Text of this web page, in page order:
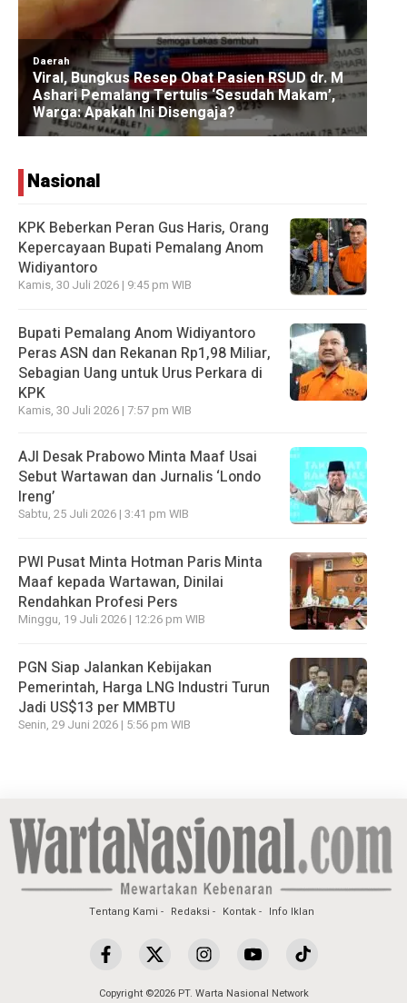
Nasional
KPK Beberkan Peran Gus Haris, Orang
Kepercayaan Bupati Pemalang Anom
Widiyantoro
Kamis, 30 Juli 2026 | 9:45 pm WIB
Bupati Pemalang Anom Widiyantoro
Peras ASN dan Rekanan Rp1,98 Miliar,
Sebagian Uang untuk Urus Perkara di
KPK
Kamis, 30 Juli 2026 | 7:57 pm WIB
AJI Desak Prabowo Minta Maaf Usai
Sebut Wartawan dan Jurnalis ‘Londo
Ireng’
Sabtu, 25 Juli 2026 | 3:41 pm WIB
PWI Pusat Minta Hotman Paris Minta
Maaf kepada Wartawan, Dinilai
Rendahkan Profesi Pers
Minggu, 19 Juli 2026 | 12:26 pm WIB
PGN Siap Jalankan Kebijakan
Pemerintah, Harga LNG Industri Turun
Jadi US$13 per MMBTU
Senin, 29 Juni 2026 | 5:56 pm WIB
Tentang Kami Redaksi Kontak Info Iklan
Copyright ©2026 PT. Warta Nasional Network